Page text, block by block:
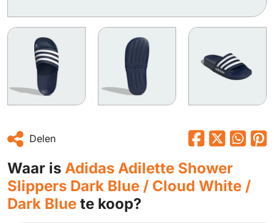
Delen
Waar is Adidas Adilette Shower
Slippers Dark Blue / Cloud White /
Dark Blue te koop?